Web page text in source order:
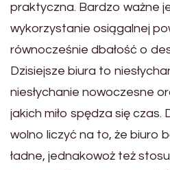
praktyczna. Bardzo ważne
wykorzystanie osiągalnej
równocześnie dbałość o
Dzisiejsze biura to
niesłychanie nowoczesne
jakich miło spędza się czas.
wolno liczyć na to, że biuro
ładne, jednakowoż też